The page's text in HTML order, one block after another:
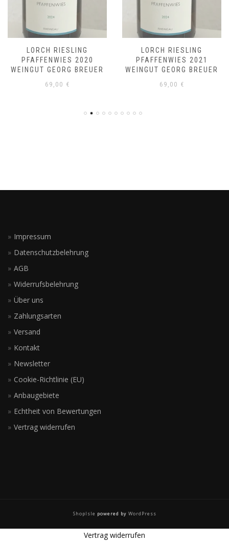
LORCH RIESLING
PFAFFENWIES 2020
WEINGUT GEORG BREUER
69,00 €
LORCH RIESLING
PFAFFENWIES 2021
WEINGUT GEORG BREUER
69,00 €
Impressum
Datenschutzbelehrung
AGB
Widerrufsbelehrung
Über uns
Zahlungsarten
Versand
Kontakt
Newsletter
Cookie-Richtlinie (EU)
Anbaugebiete
Echtheit von Bewertungen
Vertrag widerrufen
ShopIsle powered by WordPress
Vertrag widerrufen